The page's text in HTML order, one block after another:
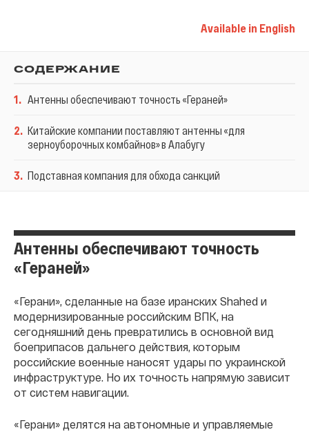
Available in English
СОДЕРЖАНИЕ
1. Антенны обеспечивают точность «Гераней»
2. Китайские компании поставляют антенны «для
зерноуборочных комбайнов» в Алабугу
3. Подставная компания для обхода санкций
Антенны обеспечивают точность
«Гераней»
«Герани», сделанные на базе иранских Shahed и
модернизированные российским ВПК, на
сегодняшний день превратились в основной вид
боеприпасов дальнего действия, которым
российские военные наносят удары по украинской
инфраструктуре. Но их точность напрямую зависит
от систем навигации.
«Герани» делятся на автономные и управляемые